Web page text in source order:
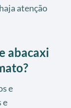
atenção
abacaxi
e
e